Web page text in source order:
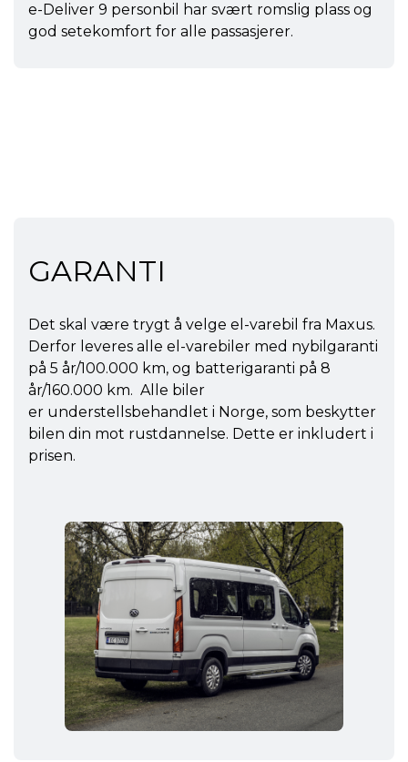
e-Deliver 9 personbil har svært romslig plass og
god setekomfort for alle passasjerer.
GARANTI
Det skal være trygt å velge el-varebil fra Maxus.
Derfor leveres alle el-varebiler med nybilgaranti
på 5 år/100.000 km, og batterigaranti på 8
år/160.000 km. Alle biler
er understellsbehandlet i Norge, som beskytter
bilen din mot rustdannelse. Dette er inkludert i
prisen.